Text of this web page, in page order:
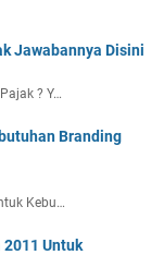
Jawabannya Disini
? Y…
Branding
Kebu…
2011 Untuk